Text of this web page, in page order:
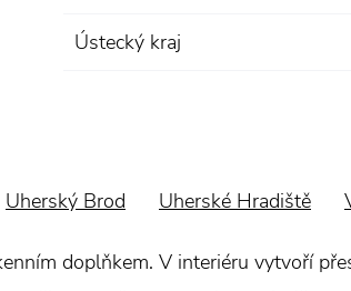
Ústecký kraj
Uherský Brod Uherské Hradiště
doplňkem. V interiéru vytvoří